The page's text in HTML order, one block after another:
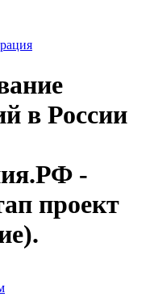
в России
-
проект